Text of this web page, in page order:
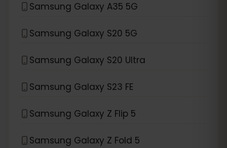
Samsung Galaxy A35 5G
Samsung Galaxy S20 5G
Samsung Galaxy S20 Ultra
Samsung Galaxy S23 FE
Samsung Galaxy Z Flip 5
Samsung Galaxy Z Fold 5